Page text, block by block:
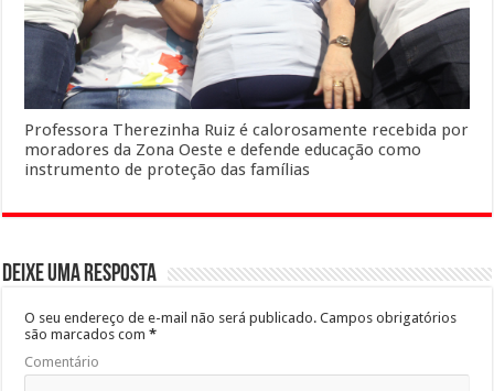
Professora Therezinha Ruiz é calorosamente recebida por
moradores da Zona Oeste e defende educação como
instrumento de proteção das famílias
Deixe uma resposta
O seu endereço de e-mail não será publicado. Campos obrigatórios
são marcados com*
Comentário